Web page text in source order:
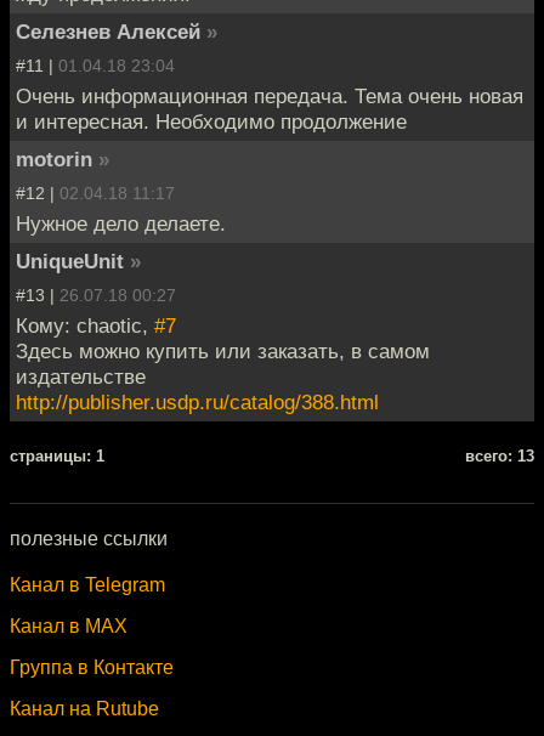
Селезнев Алексей »
#11 | 01.04.18 23:04
Очень информационная передача. Тема очень новая
и интересная. Необходимо продолжение
motorin »
#12 | 02.04.18 11:17
Нужное дело делаете.
UniqueUnit »
#13 | 26.07.18 00:27
Кому: chaotic, #7
Здесь можно купить или заказать, в самом
издательстве
http://publisher.usdp.ru/catalog/388.html
cтраницы: 1 всего: 13
полезные ссылки
Канал в Telegram
Канал в MAX
Группа в Контакте
Канал на Rutube